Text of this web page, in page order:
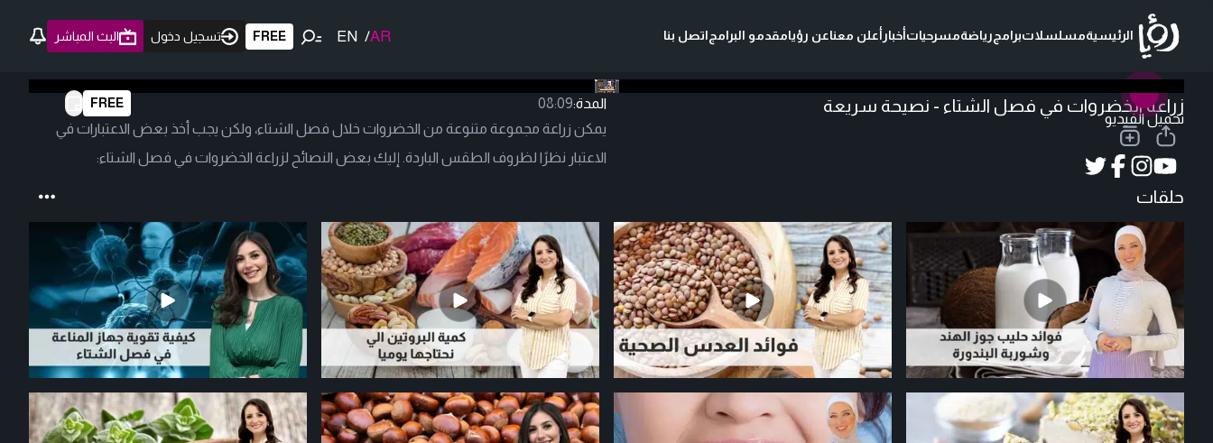
الرئيسيةمسلسلاتبرامجرياضةمسرحياتأخبارأعلن معناعن رؤيامقدمو البرامجاتصل بنا AR
/
EN
FREE تسجيل دخول البث المباشر
تحميل الفيديو
FREE زراعة الخضروات في فصل الشتاء - نصيحة سريعة المدة:08:09
يمكن زراعة مجموعة متنوعة من الخضروات خلال فصل الشتاء، ولكن يجب أخذ بعض الاعتبارات في
الاعتبار نظرًا لظروف الطقس الباردة. إليك بعض النصائح لزراعة الخضروات في فصل الشتاء:
حلقات